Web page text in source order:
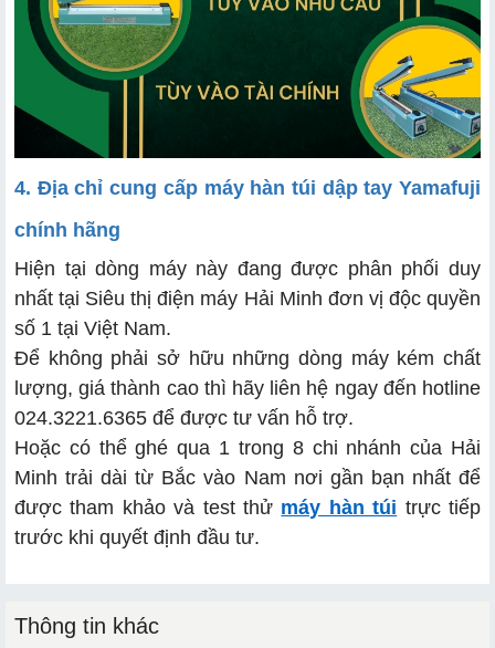
4. Địa chỉ cung cấp máy hàn túi dập tay Yamafuji
chính hãng
Hiện tại dòng máy này đang được phân phối duy
nhất tại Siêu thị điện máy Hải Minh đơn vị độc quyền
số 1 tại Việt Nam.
Để không phải sở hữu những dòng máy kém chất
lượng, giá thành cao thì hãy liên hệ ngay đến hotline
024.3221.6365 để được tư vấn hỗ trợ.
Hoặc có thể ghé qua 1 trong 8 chi nhánh của Hải
Minh trải dài từ Bắc vào Nam nơi gần bạn nhất để
được tham khảo và test thử máy hàn túi trực tiếp
trước khi quyết định đầu tư.
Thông tin khác